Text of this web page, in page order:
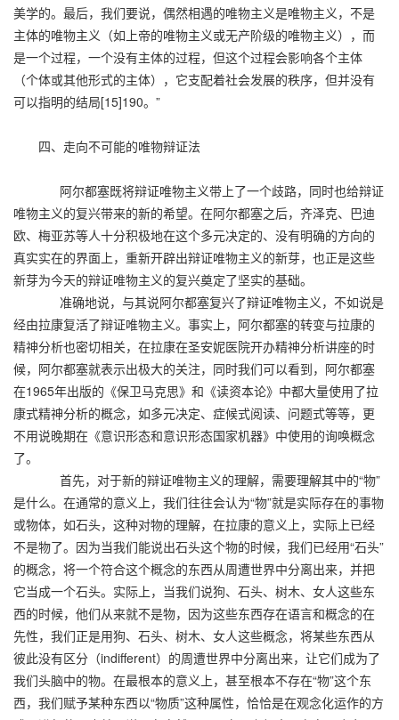
美学的。最后，我们要说，偶然相遇的唯物主义是唯物主义，不是
主体的唯物主义（如上帝的唯物主义或无产阶级的唯物主义），而
是一个过程，一个没有主体的过程，但这个过程会影响各个主体
（个体或其他形式的主体），它支配着社会发展的秩序，但并没有
可以指明的结局[15]190。”
四、走向不可能的唯物辩证法
阿尔都塞既将辩证唯物主义带上了一个歧路，同时也给辩证
唯物主义的复兴带来的新的希望。在阿尔都塞之后，齐泽克、巴迪
欧、梅亚苏等人十分积极地在这个多元决定的、没有明确的方向的
真实实在的界面上，重新开辟出辩证唯物主义的新芽，也正是这些
新芽为今天的辩证唯物主义的复兴奠定了坚实的基础。
准确地说，与其说阿尔都塞复兴了辩证唯物主义，不如说是
经由拉康复活了辩证唯物主义。事实上，阿尔都塞的转变与拉康的
精神分析也密切相关，在拉康在圣安妮医院开办精神分析讲座的时
候，阿尔都塞就表示出极大的关注，同时我们可以看到，阿尔都塞
在1965年出版的《保卫马克思》和《读资本论》中都大量使用了拉
康式精神分析的概念，如多元决定、症候式阅读、问题式等等，更
不用说晚期在《意识形态和意识形态国家机器》中使用的询唤概念
了。
首先，对于新的辩证唯物主义的理解，需要理解其中的“物”
是什么。在通常的意义上，我们往往会认为“物”就是实际存在的事物
或物体，如石头，这种对物的理解，在拉康的意义上，实际上已经
不是物了。因为当我们能说出石头这个物的时候，我们已经用“石头”
的概念，将一个符合这个概念的东西从周遭世界中分离出来，并把
它当成一个石头。实际上，当我们说狗、石头、树木、女人这些东
西的时候，他们从来就不是物，因为这些东西存在语言和概念的在
先性，我们正是用狗、石头、树木、女人这些概念，将某些东西从
彼此没有区分（indifferent）的周遭世界中分离出来，让它们成为了
我们头脑中的物。在最根本的意义上，甚至根本不存在“物”这个东
西，我们赋予某种东西以“物质”这种属性，恰恰是在观念化运作的方